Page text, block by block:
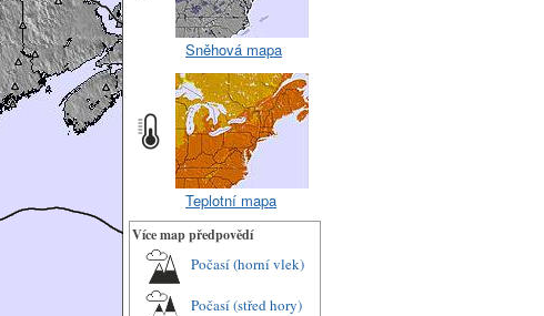
Sněhová mapa
Teplotní mapa
Více map předpovědí
Počasí (horní vlek)
Počasí (střed hory)